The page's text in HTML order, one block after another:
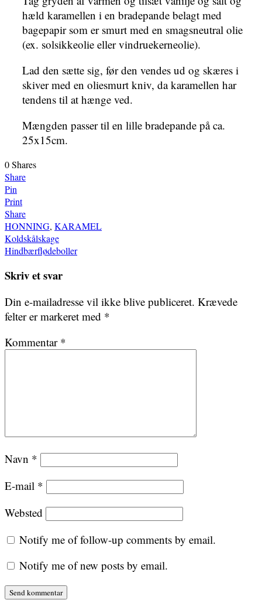
hæld karamellen i en bradepande belagt med
bagepapir som er smurt med en smagsneutral olie
(ex. solsikkeolie eller vindruekerneolie).
Lad den sætte sig, før den vendes ud og skæres i
skiver med en oliesmurt kniv, da karamellen har
tendens til at hænge ved.
Mængden passer til en lille bradepande på ca.
25x15cm.
0Shares
Share
Pin
Print
Share
HONNING, KARAMEL
Indlægsnavigation
Koldskålskage
Hindbærflødeboller
Skriv et svar
Din e-mailadresse vil ikke blive publiceret. Krævede
felter er markeret med *
Kommentar *
Navn *
E-mail *
Websted
Notify me of follow-up comments by email.
Notify me of new posts by email.